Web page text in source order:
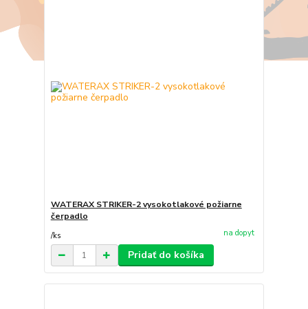
WATERAX STRIKER-2 vysokotlakové požiarne
čerpadlo
/ks na dopyt
Pridať do košíka